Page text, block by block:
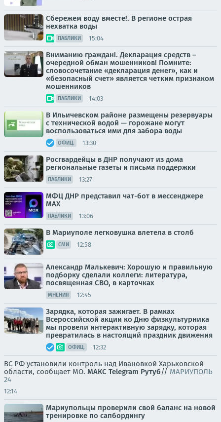
Сбережем воду вместе!. В регионе острая
нехватка воды
ПАБЛИКИ 15:04
Вниманию граждан!. Декларация средств –
очередной обман мошенников! Помните:
словосочетание «декларация денег», как и
«безопасный счет» является четким признаком
мошенников
ПАБЛИКИ 14:03
В Ильичевском районе размещены резервуары
с технической водой — горожане могут
воспользоваться ими для забора воды
ОФИЦ. 13:30
Росгвардейцы в ДНР получают из дома
региональные газеты и письма поддержки
ПАБЛИКИ 13:27
МФЦ ДНР представил чат-бот в мессенджере
MAX
ПАБЛИКИ 13:06
В Мариуполе легковушка влетела в столб
СМИ 12:58
Александр Малькевич: Хорошую и правильную
подборку сделали коллеги: литература,
посвященная СВО, в карточках
МНЕНИЯ 12:45
Зарядка, которая зажигает. В рамках
Всероссийской акции ко Дню физкультурника
мы провели интерактивную зарядку, которая
превратилась в настоящий праздник движения
ОФИЦ. 12:32
ВС РФ установили контроль над Ивановкой Харьковской
области, сообщает МО. МАКС Telegram Рутуб// МАРИУПОЛЬ
24
12:14
Мариупольцы проверили свой баланс на новой
тренировке по сапбордингу